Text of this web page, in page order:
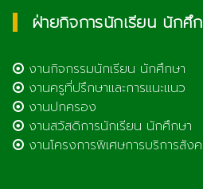
ฝ่ายกิจการนักเรียน นักศึ
งานกิจกรรมนักเรียน นักศึกษา
งานครูที่ปรึกษาและการแนะแนว
งานปกครอง
งานสวัสดิการนักเรียน นักศึกษา
งานโครงการพิเศษการบริการสัง